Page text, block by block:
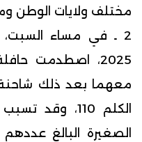
مختلف ولايات الوطن
2025، اصطدمت
معهما بعد ذلك شاحنة
الكلم 110،
الصغيرة البالغ